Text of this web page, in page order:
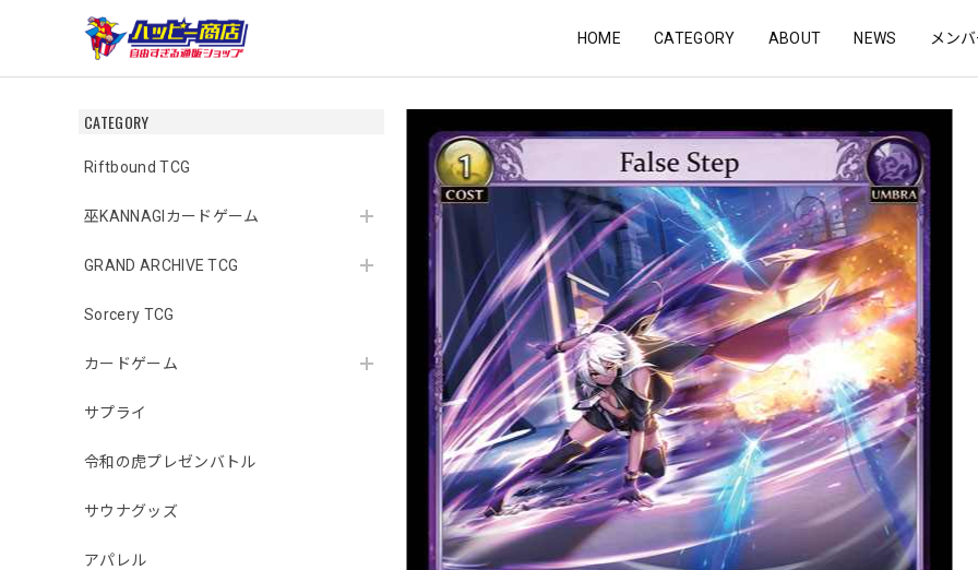
HOME CATEGORY ABOUT NEWS メン
CATEGORY
Riftbound TCG
巫KANNAGIカードゲーム
GRAND ARCHIVE TCG
Sorcery TCG
カードゲーム
サプライ
令和の虎プレゼンバトル
サウナグッズ
アパレル